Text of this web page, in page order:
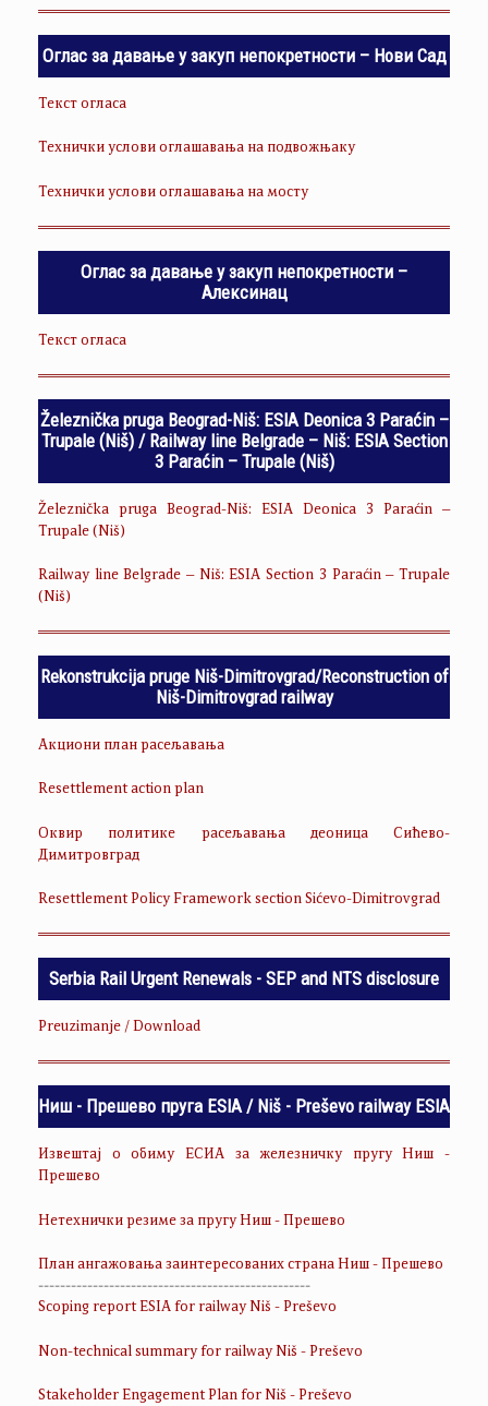
Оглас за давање у закуп непокретности – Нови Сад
Текст огласа
Технички услови оглашавања на подвожњаку
Технички услови оглашавања на мосту
Оглас за давање у закуп непокретности –
Алексинац
Текст огласа
Železnička pruga Beograd-Niš: ESIA Deonica 3 Paraćin –
Trupale (Niš) / Railway line Belgrade – Niš: ESIA Section
3 Paraćin – Trupale (Niš)
Železnička pruga Beograd-Niš: ESIA Deonica 3 Paraćin –
Trupale (Niš)
Railway line Belgrade – Niš: ESIA Section 3 Paraćin – Trupale
(Niš)
Rekonstrukcija pruge Niš-Dimitrovgrad/Reconstruction of
Niš-Dimitrovgrad railway
Акциони план расељавања
Resettlement action plan
Оквир политике расељавања деоница Сићево-
Димитровград
Resettlement Policy Framework section Sićevo-Dimitrovgrad
Serbia Rail Urgent Renewals - SEP and NTS disclosure
Preuzimanje / Download
Ниш - Прешево пруга ESIA / Niš - Preševo railway ESIA
Извештај о обиму ЕСИА за железничку пругу Ниш -
Прешево
Нетехнички резиме за пругу Ниш - Прешево
План ангажовања заинтересованих страна Ниш - Прешево
--------------------------------------------------
Scoping report ESIA for railway Niš - Preševo
Non-technical summary for railway Niš - Preševo
Stakeholder Engagement Plan for Niš - Preševo